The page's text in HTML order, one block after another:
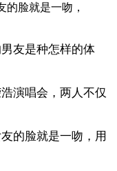
的脸就是一吻，
友是种怎样的体
演唱会，两人不仅
的脸就是一吻，用